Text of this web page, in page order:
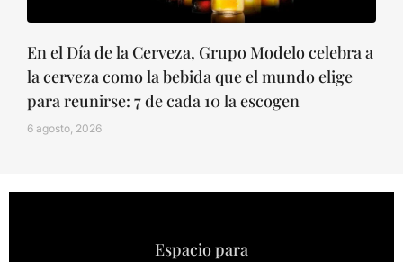
En el Día de la Cerveza, Grupo Modelo celebra a
la cerveza como la bebida que el mundo elige
para reunirse: 7 de cada 10 la escogen
6 agosto, 2026
Espacio para